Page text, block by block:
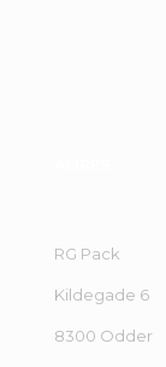
RG Pack
Kildegade 6
8300 Odder